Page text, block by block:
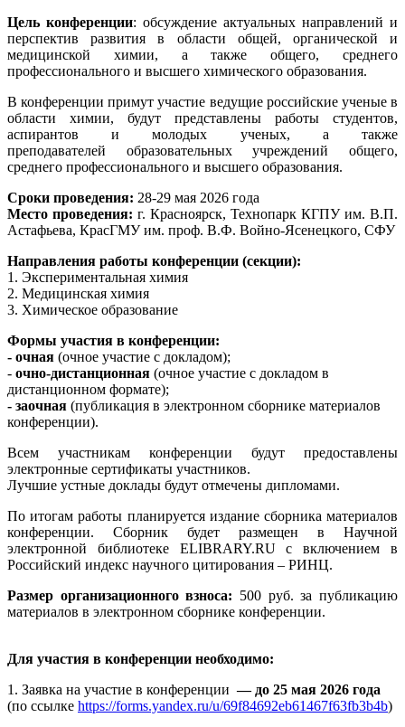
Цель конференции: обсуждение актуальных направлений и
перспектив развития в области общей, органической и
медицинской химии, а также общего, среднего
профессионального и высшего химического образования.
В конференции примут участие ведущие российские ученые в
области химии, будут представлены работы студентов,
аспирантов и молодых ученых, а также
преподавателей образовательных учреждений общего,
среднего профессионального и высшего образования.
Сроки проведения: 28-29 мая 2026 года
Место проведения: г. Красноярск, Технопарк КГПУ им. В.П.
Астафьева, КрасГМУ им. проф. В.Ф. Войно-Ясенецкого, СФУ
Направления работы конференции (секции):
1. Экспериментальная химия
2. Медицинская химия
3. Химическое образование
Формы участия в конференции:
- очная (очное участие с докладом);
- очно-дистанционная (очное участие с докладом в
дистанционном формате);
- заочная (публикация в электронном сборнике материалов
конференции).
Всем участникам конференции будут предоставлены
электронные сертификаты участников.
Лучшие устные доклады будут отмечены дипломами.
По итогам работы планируется издание сборника материалов
конференции. Сборник будет размещен в Научной
электронной библиотеке ELIBRARY.RU c включением в
Российский индекс научного цитирования – РИНЦ.
Размер организационного взноса: 500 руб. за публикацию
материалов в электронном сборнике конференции.
Для участия в конференции необходимо:
1. Заявка на участие в конференции — до 25 мая 2026 года
(по ссылке https://forms.yandex.ru/u/69f84692eb61467f63fb3b4b)